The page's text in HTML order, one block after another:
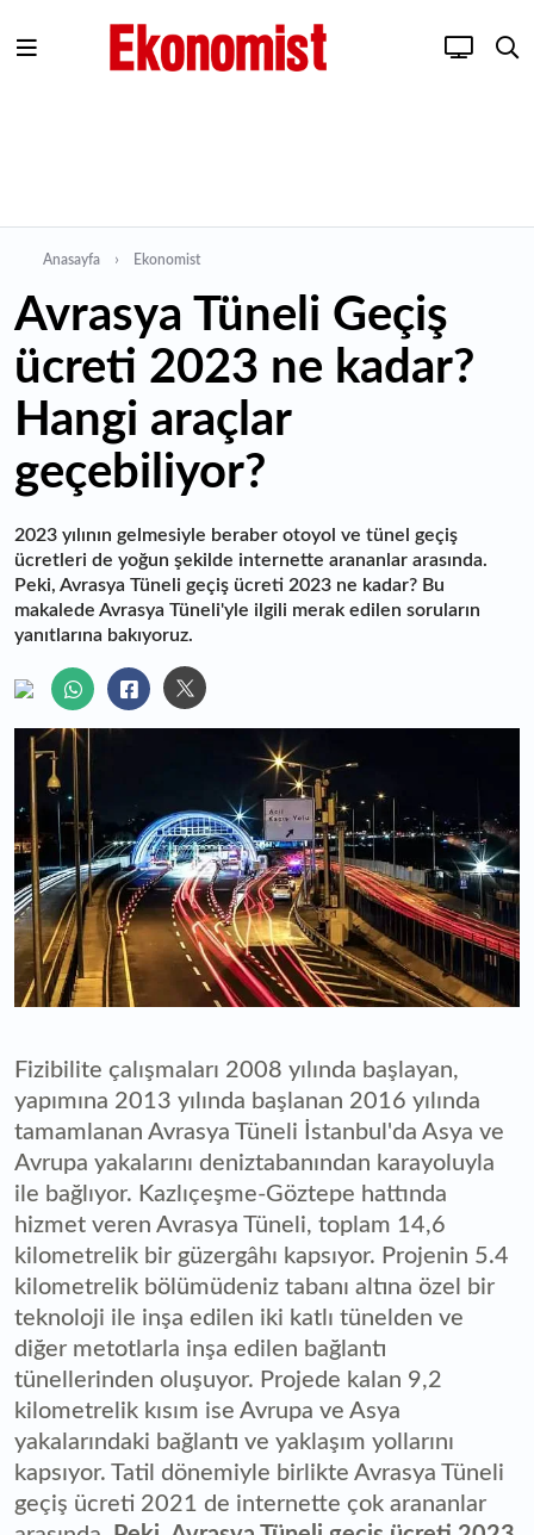
Anasayfa Ekonomist
Avrasya Tüneli Geçiş
ücreti 2023 ne kadar?
Hangi araçlar
geçebiliyor?
2023 yılının gelmesiyle beraber otoyol ve tünel geçiş
ücretleri de yoğun şekilde internette arananlar arasında.
Peki, Avrasya Tüneli geçiş ücreti 2023 ne kadar? Bu
makalede Avrasya Tüneli'yle ilgili merak edilen soruların
yanıtlarına bakıyoruz.
Fizibilite çalışmaları 2008 yılında başlayan,
yapımına 2013 yılında başlanan 2016 yılında
tamamlanan Avrasya Tüneli İstanbul'da Asya ve
Avrupa yakalarını deniztabanından karayoluyla
ile bağlıyor. Kazlıçeşme-Göztepe hattında
hizmet veren Avrasya Tüneli, toplam 14,6
kilometrelik bir güzergâhı kapsıyor. Projenin 5.4
kilometrelik bölümüdeniz tabanı altına özel bir
teknoloji ile inşa edilen iki katlı tünelden ve
diğer metotlarla inşa edilen bağlantı
tünellerinden oluşuyor. Projede kalan 9,2
kilometrelik kısım ise Avrupa ve Asya
yakalarındaki bağlantı ve yaklaşım yollarını
kapsıyor. Tatil dönemiyle birlikte Avrasya Tüneli
geçiş ücreti 2021 de internette çok arananlar